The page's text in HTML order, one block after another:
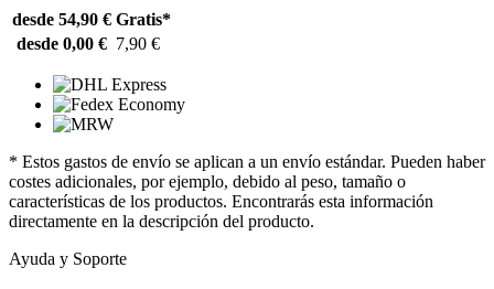
desde 54,90 € Gratis*
desde 0,00 € 7,90 €
* Estos gastos de envío se aplican a un envío estándar. Pueden haber
costes adicionales, por ejemplo, debido al peso, tamaño o
características de los productos. Encontrarás esta información
directamente en la descripción del producto.
Ayuda y Soporte